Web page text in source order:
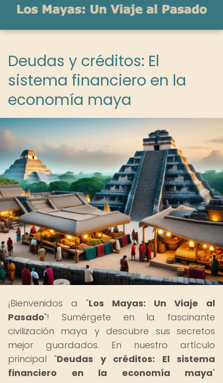
Deudas y créditos: El
sistema financiero en la
economía maya
¡Bienvenidos a "Los Mayas: Un Viaje al
Pasado"! Sumérgete en la fascinante
civilización maya y descubre sus secretos
mejor guardados. En nuestro artículo
principal "Deudas y créditos: El sistema
financiero en la economía maya"